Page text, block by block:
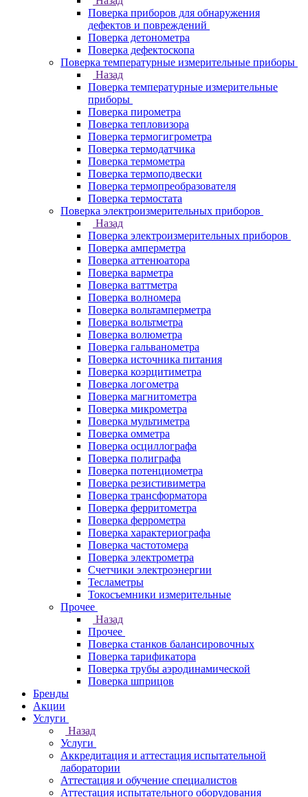
Поверка приборов для обнаружения
дефектов и повреждений
Поверка детонометра
Поверка дефектоскопа
Поверка температурные измерительные приборы
Назад
Поверка температурные измерительные
приборы
Поверка пирометра
Поверка тепловизора
Поверка термогигрометра
Поверка термодатчика
Поверка термометра
Поверка термоподвески
Поверка термопреобразователя
Поверка термостата
Поверка электроизмерительных приборов
Назад
Поверка электроизмерительных приборов
Поверка амперметра
Поверка аттенюатора
Поверка варметра
Поверка ваттметра
Поверка волномера
Поверка вольтамперметра
Поверка вольтметра
Поверка волюметра
Поверка гальванометра
Поверка источника питания
Поверка коэрцитиметра
Поверка логометра
Поверка магнитометра
Поверка микрометра
Поверка мультиметра
Поверка омметра
Поверка осциллографа
Поверка полиграфа
Поверка потенциометра
Поверка резистивиметра
Поверка трансформатора
Поверка ферритометра
Поверка феррометра
Поверка характериографа
Поверка частотомера
Поверка электрометра
Счетчики электроэнергии
Тесламетры
Токосъемники измерительные
Прочее
Назад
Прочее
Поверка станков балансировочных
Поверка тарификатора
Поверка трубы аэродинамической
Поверка шприцов
Бренды
Акции
Услуги
Назад
Услуги
Аккредитация и аттестация испытательной
лаборатории
Аттестация и обучение специалистов
Аттестация испытательного оборудования